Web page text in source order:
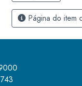
Página do item